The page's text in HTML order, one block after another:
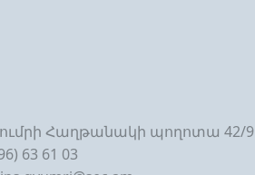
Հաղթանակի պողոտա 42/9
63 61 03